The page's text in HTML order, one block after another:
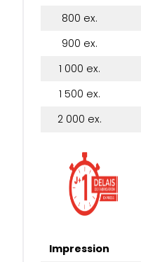
800 ex.
900 ex.
1 000 ex.
1 500 ex.
2 000 ex.
Impression